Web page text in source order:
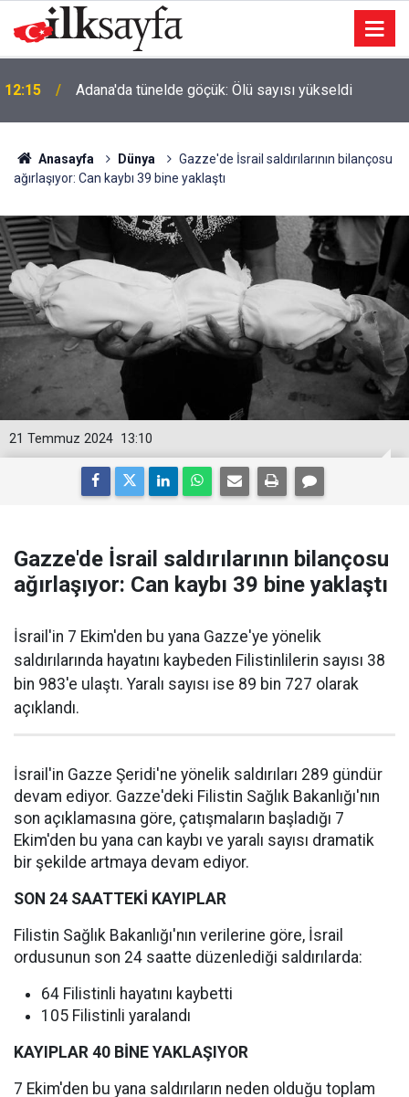
11:22 Güdül Kaymakamı evlendi, nikahı Ayık kıydı
Anasayfa Dünya
Gazze'de İsrail saldırılarının bilançosu
ağırlaşıyor: Can kaybı 39 bine yaklaştı
13:10
21 Temmuz 2024
Gazze'de İsrail saldırılarının bilançosu
ağırlaşıyor: Can kaybı 39 bine yaklaştı
İsrail'in 7 Ekim'den bu yana Gazze'ye yönelik
saldırılarında hayatını kaybeden Filistinlilerin sayısı 38
bin 983'e ulaştı. Yaralı sayısı ise 89 bin 727 olarak
açıklandı.
İsrail'in Gazze Şeridi'ne yönelik saldırıları 289 gündür
devam ediyor. Gazze'deki Filistin Sağlık Bakanlığı'nın
son açıklamasına göre, çatışmaların başladığı 7
Ekim'den bu yana can kaybı ve yaralı sayısı dramatik
bir şekilde artmaya devam ediyor.
SON 24 SAATTEKİ KAYIPLAR
Filistin Sağlık Bakanlığı'nın verilerine göre, İsrail
ordusunun son 24 saatte düzenlediği saldırılarda:
64 Filistinli hayatını kaybetti
105 Filistinli yaralandı
KAYIPLAR 40 BİNE YAKLAŞIYOR
7 Ekim'den bu yana saldırıların neden olduğu toplam